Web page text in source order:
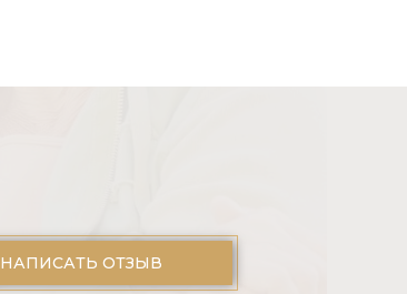
НАПИСАТЬ ОТЗЫВ